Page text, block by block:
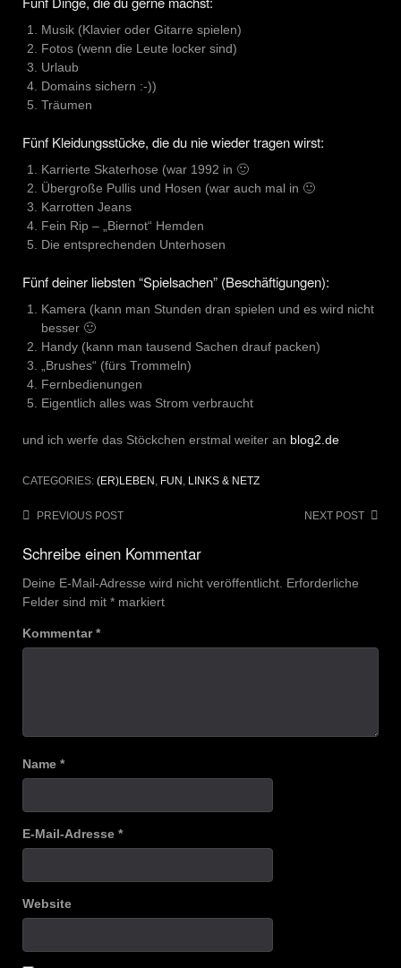
Musik (Klavier oder Gitarre spielen)
Fotos (wenn die Leute locker sind)
Urlaub
Domains sichern :-))
Träumen
Fünf Kleidungsstücke, die du nie wieder tragen wirst:
Karrierte Skaterhose (war 1992 in 🙂
Übergroße Pullis und Hosen (war auch mal in 🙂
Karrotten Jeans
Fein Rip – „Biernot“ Hemden
Die entsprechenden Unterhosen
Fünf deiner liebsten “Spielsachen” (Beschäftigungen):
Kamera (kann man Stunden dran spielen und es wird nicht
besser 🙂
Handy (kann man tausend Sachen drauf packen)
„Brushes“ (fürs Trommeln)
Fernbedienungen
Eigentlich alles was Strom verbraucht
und ich werfe das Stöckchen erstmal weiter an blog2.de
CATEGORIES: (ER)LEBEN , FUN , LINKS & NETZ
Post
navigation
PREVIOUS POST NEXT POST
Schreibe einen Kommentar
Deine E-Mail-Adresse wird nicht veröffentlicht. Erforderliche
Felder sind mit * markiert
Kommentar*
Name *
E-Mail-Adresse *
Website